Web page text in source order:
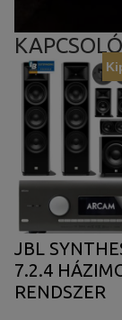
JBL
7.2.4
RENDSZER